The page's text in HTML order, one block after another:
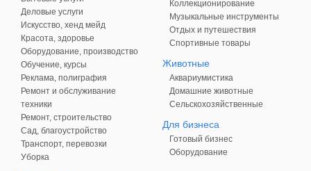
Деловые услуги
Искусство, хенд мейд
Красота, здоровье
Оборудование, производство
Обучение, курсы
Реклама, полиграфия
Ремонт и обслуживание
техники
Ремонт, строительство
Сад, благоустройство
Транспорт, перевозки
Уборка
Коллекционирование
Музыкальные инструменты
Отдых и путешествия
Спортивные товары
Животные
Аквариумистика
Домашние животные
Сельскохозяйственные
Для бизнеса
Готовый бизнес
Оборудование